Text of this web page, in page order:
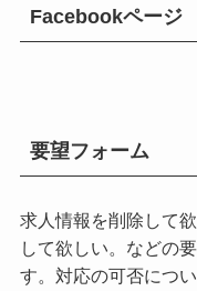
Facebookページ
要望フォーム
求人情報を削除して
して欲しい。などの
す。対応の可否につ